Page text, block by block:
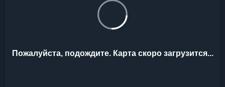
Пожалуйста, подождите. Карта скоро загрузится...